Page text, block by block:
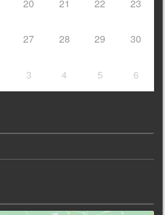
20 21 22 23
27 28 29 30
3 4 5 6